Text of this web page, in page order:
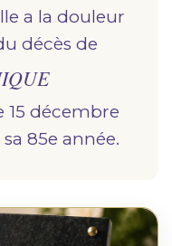
du
a la douleur
décès de
15 décembre
85e année.